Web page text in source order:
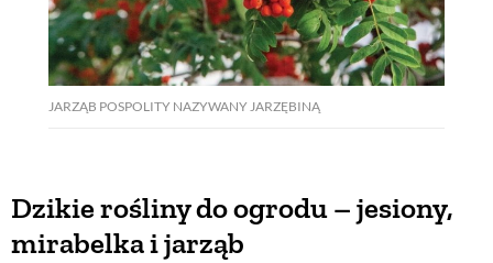
JARZĄB POSPOLITY NAZYWANY JARZĘBINĄ
Dzikie rośliny do ogrodu – jesiony,
mirabelka i jarząb